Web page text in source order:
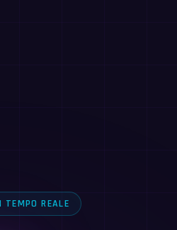
REALE